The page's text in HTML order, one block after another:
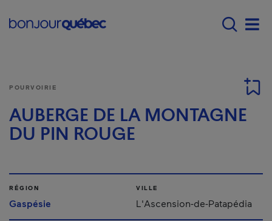
Main navigation -
POURVOIRIE
AUBERGE DE LA MONTAGNE
DU PIN ROUGE
RÉGION
Gaspésie
VILLE
L'Ascension-de-Patapédia